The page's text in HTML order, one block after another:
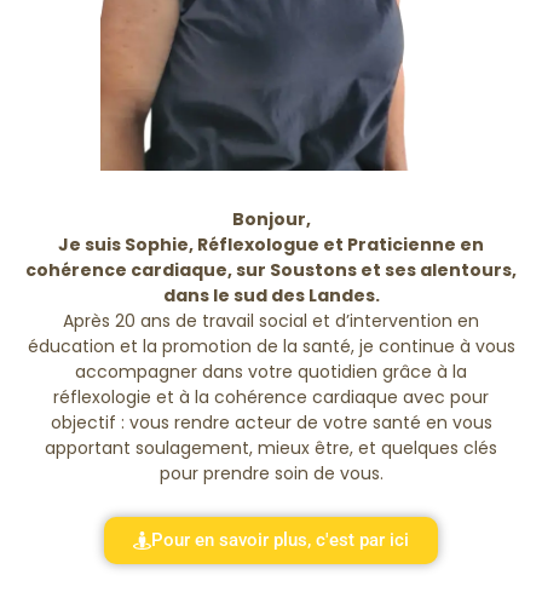
Bonjour,
Je suis Sophie, Réflexologue et Praticienne en
cohérence cardiaque, sur Soustons et ses alentours,
dans le sud des Landes.
Après 20 ans de travail social et d’intervention en
éducation et la promotion de la santé, je continue à vous
accompagner dans votre quotidien grâce à la
réflexologie et à la cohérence cardiaque avec pour
objectif : vous rendre acteur de votre santé en vous
apportant soulagement, mieux être, et quelques clés
pour prendre soin de vous.
Pour en savoir plus, c'est par ici